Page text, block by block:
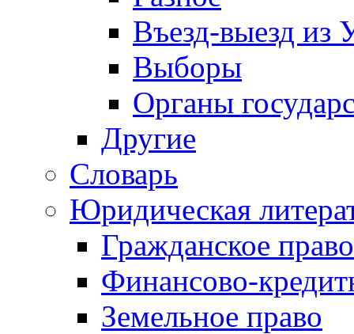
Въезд-выезд из
Выборы
Органы
Другие
Словарь
Юридическая
Гражданское право
Финансово-
Земельное право